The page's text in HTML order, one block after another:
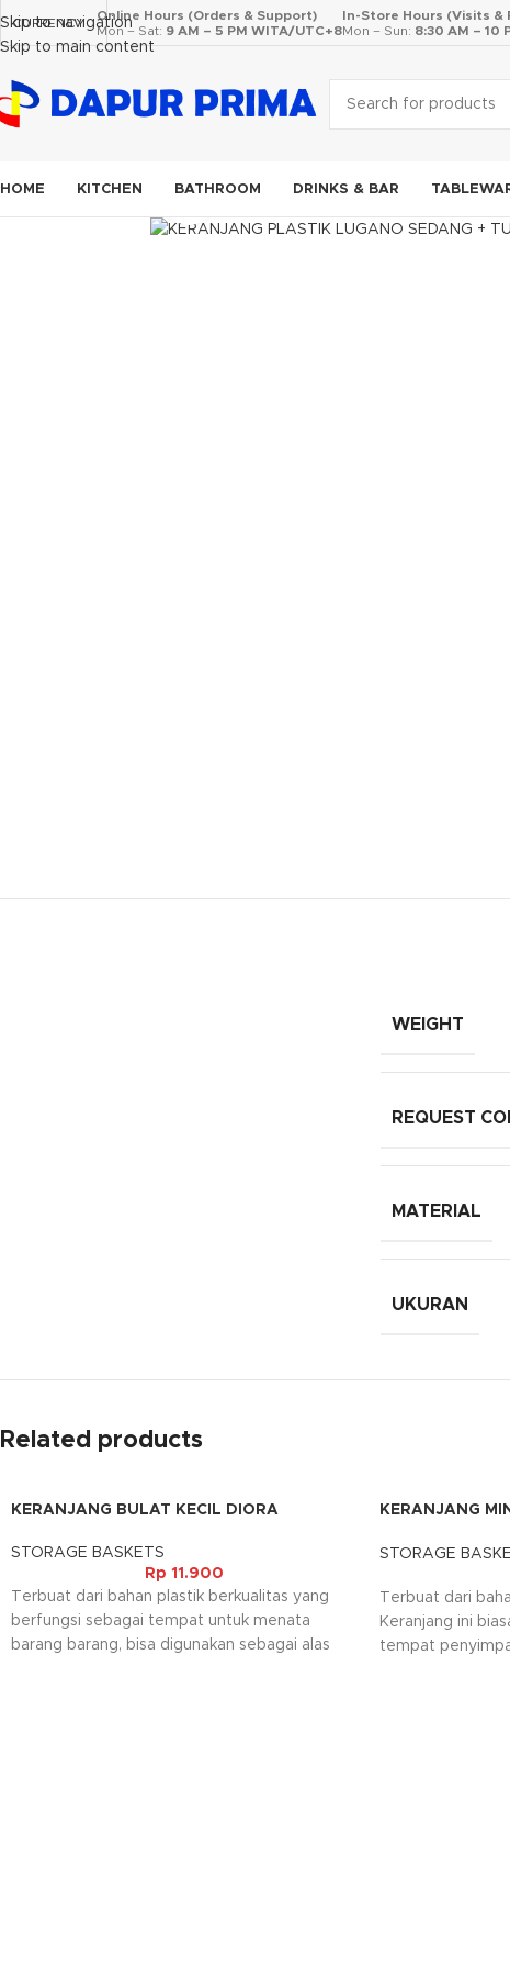
Skip to navigation
Skip to main content
CURRENCY
Online Hours (Orders & Support)
Mon – Sat: 9 AM – 5 PM WITA/UTC+8
In-Store Hours (Visits &
Mon – Sun: 8:30 AM – 10
HOME KITCHEN BATHROOM DRINKS & BAR
Click to enlarge
WEIGHT
REQUEST
MATERIAL
UKURAN
Related products
KERANJANG BULAT KECIL DIORA
STORAGE BASKETS
Rp 11.900
Terbuat dari bahan plastik berkualitas yang
berfungsi sebagai tempat untuk menata
barang barang, bisa digunakan sebagai alas
KERANJANG
STORAGE
Terbuat dari
Keranjang ini
tempat